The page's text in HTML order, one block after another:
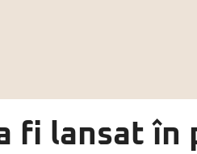
fi lansat